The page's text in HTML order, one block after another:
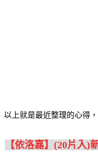
以上就是最近整理的心得
【依洛嘉】(20片入)